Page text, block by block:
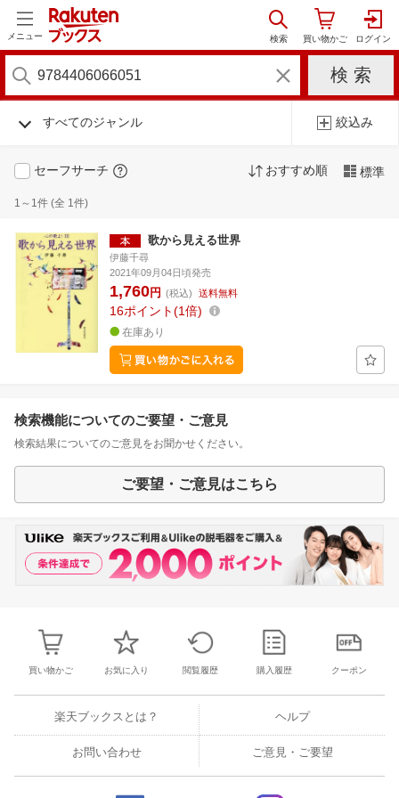
メニュー
すべてのジャンル 絞込み
セーフサーチ おすすめ順 標準
1～1件 (全 1件)
歌から見える世界
伊藤千尋
2021年09月04日頃発売
1,760円 (税込) 送料無料
16ポイント 1倍
在庫あり
検索機能についてのご要望・ご意見
検索結果についてのご意見をお聞かせください。
ご要望・ご意見はこちら
買い物かご お気に入り 閲覧履歴 購入履歴 クーポン
楽天ブックスとは？ ヘルプ
お問い合わせ ご意見・ご要望